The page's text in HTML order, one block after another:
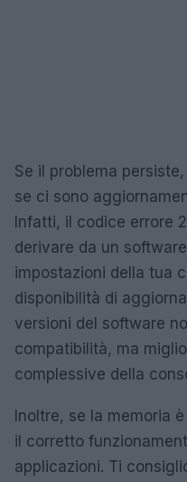
Se il problema
se ci sono
Infatti, il codice errore
derivare da un
impostazioni della tua
disponibilità di
versioni del software
compatibilità, ma
complessive della
Inoltre, se la memoria
il corretto
applicazioni. Ti